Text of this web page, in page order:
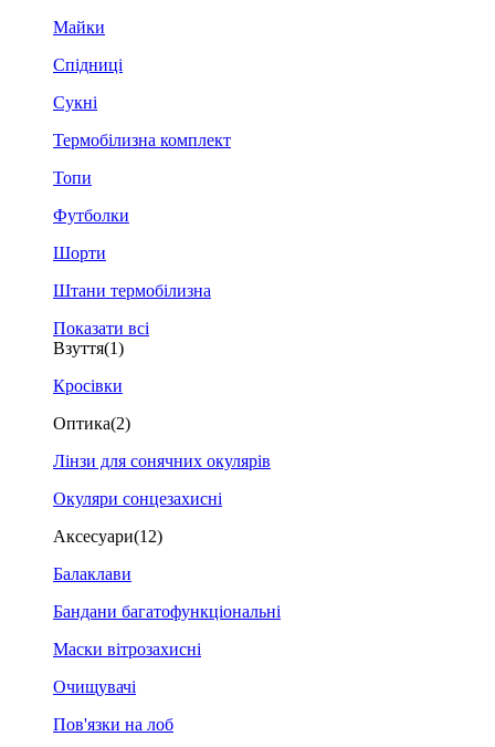
Майки
Спідниці
Сукні
Термобілизна комплект
Топи
Футболки
Шорти
Штани термобілизна
Показати всі
Взуття(1)
Кросівки
Оптика(2)
Лінзи для сонячних окулярів
Окуляри сонцезахисні
Аксесуари(12)
Балаклави
Бандани багатофункціональні
Маски вітрозахисні
Очищувачі
Пов'язки на лоб